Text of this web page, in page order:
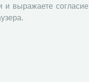
и выражаете